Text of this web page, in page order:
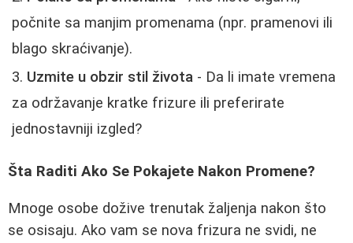
počnite sa manjim promenama (npr. pramenovi ili
blago skraćivanje).
Uzmite u obzir stil života - Da li imate vremena
za održavanje kratke frizure ili preferirate
jednostavniji izgled?
Šta Raditi Ako Se Pokajete Nakon Promene?
Mnoge osobe dožive trenutak žaljenja nakon što
se osisaju. Ako vam se nova frizura ne svidi, ne